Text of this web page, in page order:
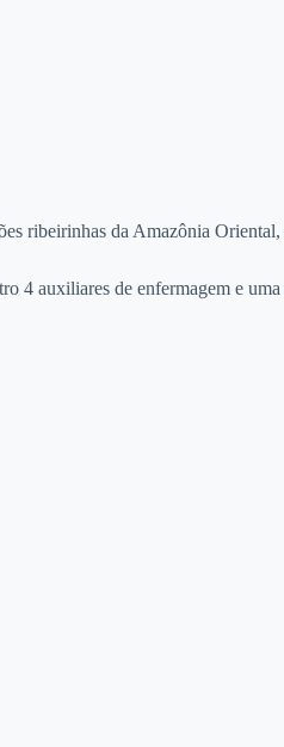
ribeirinhas da Amazônia
4 auxiliares de enfermagem e